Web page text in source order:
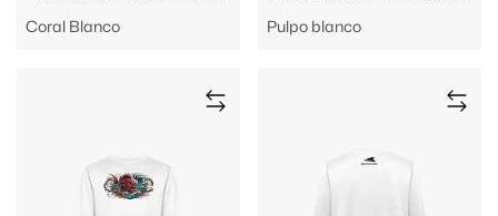
Coral Blanco Pulpo blanco